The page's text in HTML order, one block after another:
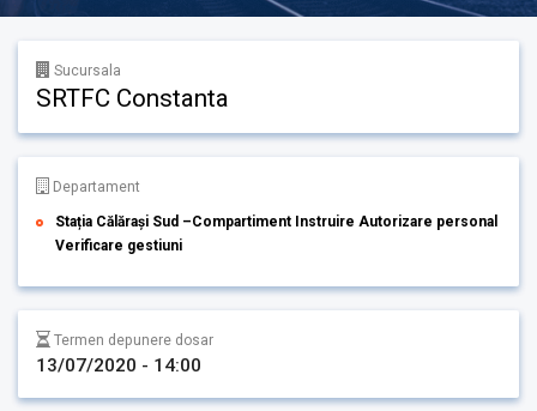
Sucursala
SRTFC Constanta
Departament
Stația Călărași Sud –Compartiment Instruire Autorizare personal
Verificare gestiuni
Termen depunere dosar
13/07/2020 - 14:00